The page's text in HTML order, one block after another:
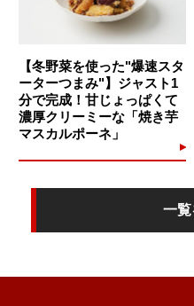
【冬野菜を使った"爆速スタ
ーターつまみ"】ジャスト1
分で完成！甘じょっぱくて
濃厚クリーミーな「焼き芋
マスカルポーネ」
一覧